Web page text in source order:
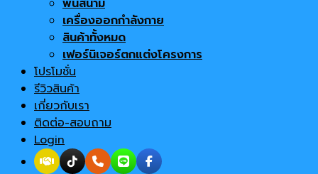
เครื่องออกกำลังกาย
สินค้าทั้งหมด
เฟอร์นิเจอร์ตกแต่งโครงการ
โปรโมชั่น
รีวิวสินค้า
เกี่ยวกับเรา
ติดต่อ-สอบถาม
Login